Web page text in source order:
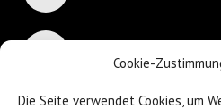
Cookie-
Die Seite verwendet Cookies, um